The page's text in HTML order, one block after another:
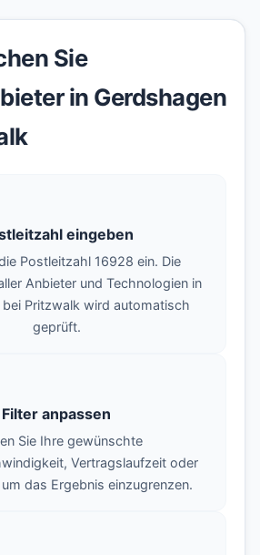
Sie
in Gerdshagen
eingeben
Postleitzahl 16928 ein. Die
Anbieter und Technologien in
bei Pritzwalk wird automatisch
geprüft.
Filter anpassen
Sie Ihre gewünschte
Vertragslaufzeit oder
das Ergebnis einzugrenzen.